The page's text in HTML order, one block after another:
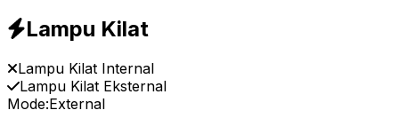
Lampu Kilat
Lampu Kilat Internal
Lampu Kilat Eksternal
Mode:External